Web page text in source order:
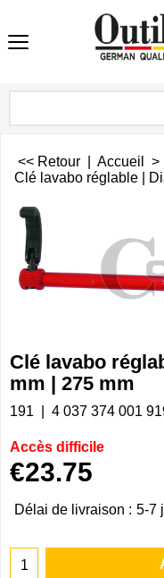
<< Retour Accueil >
Clé lavabo réglable |
Clé lavabo
mm | 275 mm
191 4 037 374 001
Accès difficile
€23.75
Délai de livraison : 5-7